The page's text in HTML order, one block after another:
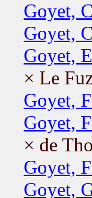
Goyet,
Goyet,
Goyet,
× Le
Goyet,
Goyet,
× de
Goyet,
Goyet,